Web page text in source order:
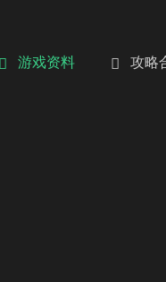
游戏资料 攻略